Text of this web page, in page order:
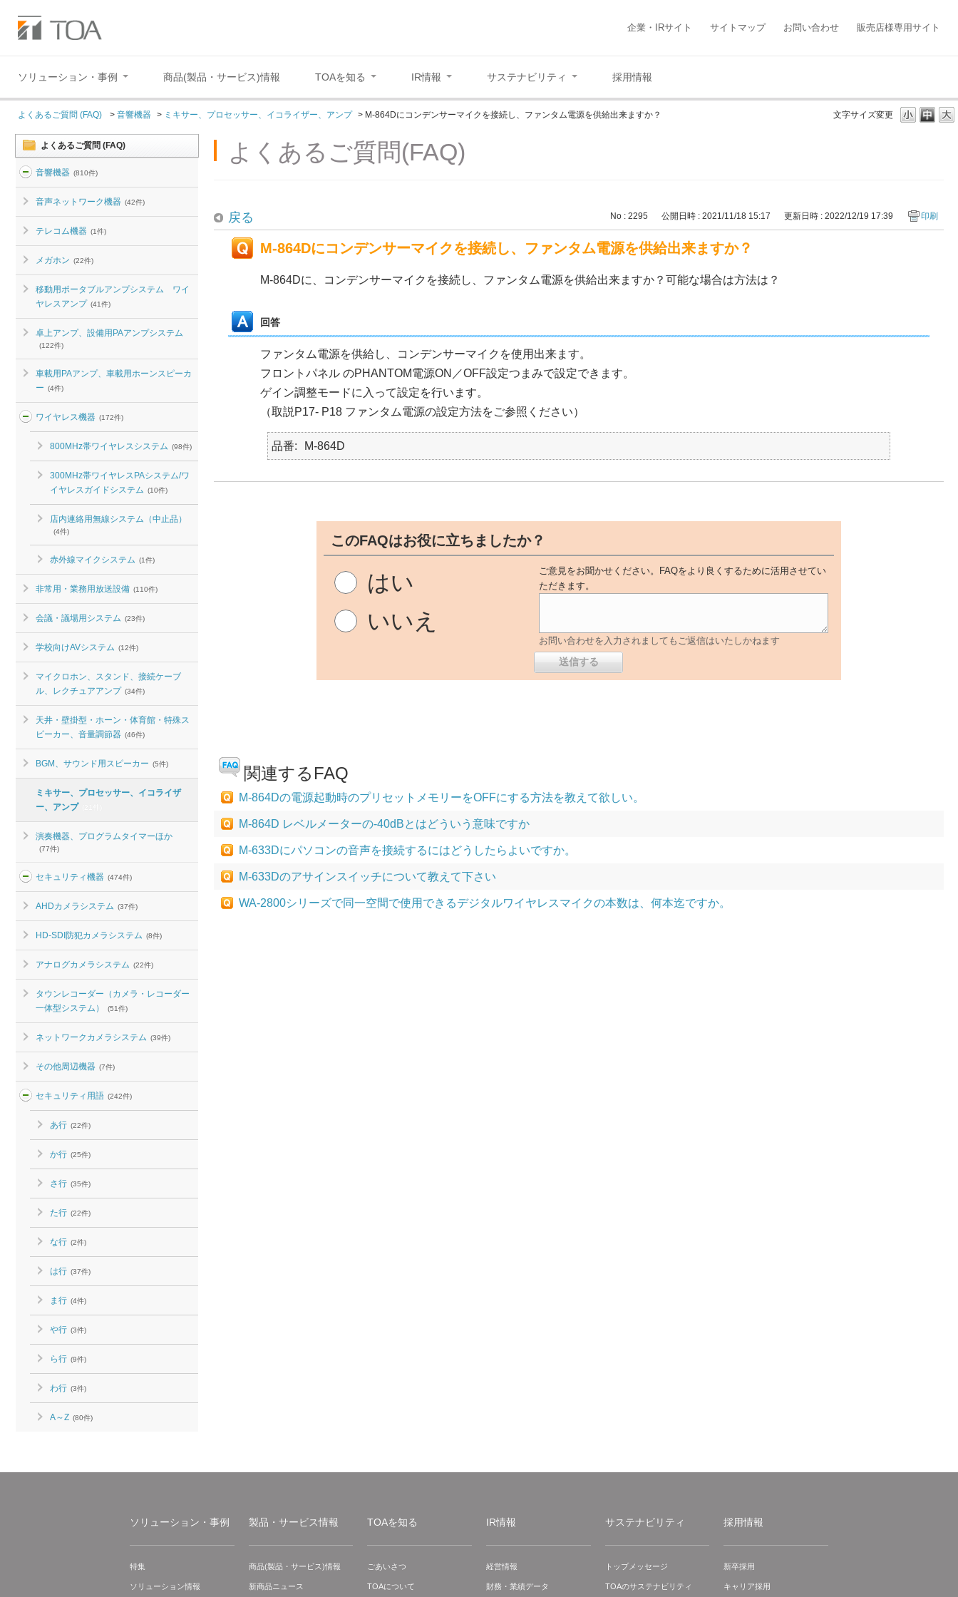
企業・IRサイト サイトマップ お問い合わせ 販売店様専用サイト
ソリューション・事例 商品(製品・サービス)情報 TOAを知る IR情報 サステナビリティ 採用情報
文字サイズ変更
よくあるご質問 (FAQ) > 音響機器 > ミキサー、プロセッサー、イコライザー、アンプ > M-864Dにコンデンサーマイクを接続し、ファンタム電源を供給出来ますか？
よくあるご質問 (FAQ)
音響機器 (810件)
音声ネットワーク機器 (42件)
テレコム機器 (1件)
メガホン (22件)
移動用ポータブルアンプシステム ワイ
ヤレスアンプ (41件)
卓上アンプ、設備用PAアンプシステム
(122件)
車載用PAアンプ、車載用ホーンスピーカ
ー (4件)
ワイヤレス機器 (172件)
800MHz帯ワイヤレスシステム (98件)
300MHz帯ワイヤレスPAシステム/ワ
イヤレスガイドシステム (10件)
店内連絡用無線システム（中止品）
(4件)
赤外線マイクシステム (1件)
非常用・業務用放送設備 (110件)
会議・議場用システム (23件)
学校向けAVシステム (12件)
マイクロホン、スタンド、接続ケーブ
ル、レクチュアアンプ (34件)
天井・壁掛型・ホーン・体育館・特殊ス
ピーカー、音量調節器 (46件)
BGM、サウンド用スピーカー (5件)
ミキサー、プロセッサー、イコライザ
ー、アンプ
演奏機器、プログラムタイマーほか
(77件)
セキュリティ機器 (474件)
AHDカメラシステム (37件)
HD-SDI防犯カメラシステム (8件)
アナログカメラシステム (22件)
タウンレコーダー（カメラ・レコーダー
一体型システム）
(51件)
ネットワークカメラシステム (39件)
その他周辺機器 (7件)
セキュリティ用語 (242件)
あ行 (22件)
か行 (25件)
さ行 (35件)
た行 (22件)
な行 (2件)
は行 (37件)
ま行 (4件)
や行 (3件)
ら行 (9件)
わ行 (3件)
A～Z (80件)
よくあるご質問(FAQ)
戻る No : 2295 公開日時 : 2021/11/18 15:17 更新日時 : 2022/12/19 17:39 印刷
M-864Dにコンデンサーマイクを接続し、ファンタム電源を供給出来ますか？
M-864Dに、コンデンサーマイクを接続し、ファンタム電源を供給出来ますか？可能な場合は方法は？
回答
ファンタム電源を供給し、コンデンサーマイクを使用出来ます。
フロントパネル のPHANTOM電源ON／OFF設定つまみで設定できます。
ゲイン調整モードに入って設定を行います。
（取説P17- P18 ファンタム電源の設定方法をご参照ください）
品番 M-864D
このFAQはお役に立ちましたか？
はい
いいえ
ご意見をお聞かせください。FAQをより良くするために活用させてい
ただきます。
お問い合わせを入力されましてもご返信はいたしかねます
関連するFAQ
M-864Dの電源起動時のプリセットメモリーをOFFにする方法を教えて欲しい。
M-864D レベルメーターの-40dBとはどういう意味ですか
M-633Dにパソコンの音声を接続するにはどうしたらよいですか。
M-633Dのアサインスイッチについて教えて下さい
WA-2800シリーズで同一空間で使用できるデジタルワイヤレスマイクの本数は、何本迄ですか。
ソリューション・事例
特集
ソリューション情報
製品・サービス情報
商品(製品・サービス)情報
新商品ニュース
TOAを知る
ごあいさつ
TOAについて
IR情報
経営情報
財務・業績データ
サステナビリティ
トップメッセージ
TOAのサステナビリティ
採用情報
新卒採用
キャリア採用